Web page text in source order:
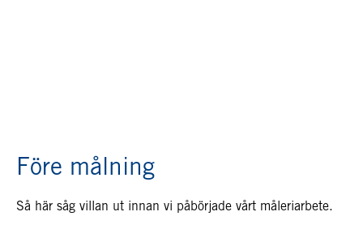
Före målning
Så här såg villan ut innan vi påbörjade vårt måleriarbete.